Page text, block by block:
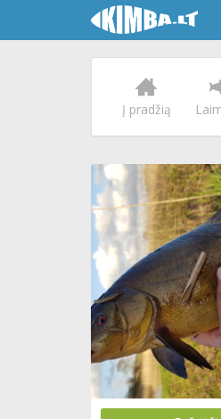
Į pradžią